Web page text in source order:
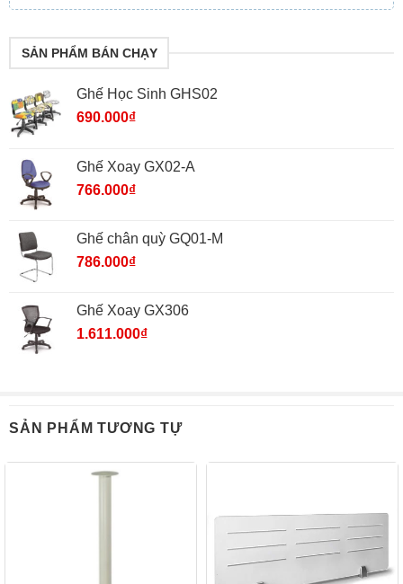
SẢN PHẨM BÁN CHẠY
Ghế Học Sinh GHS02
690.000₫
Ghế Xoay GX02-A
766.000₫
Ghế chân quỳ GQ01-M
786.000₫
Ghế Xoay GX306
1.611.000₫
SẢN PHẨM TƯƠNG TỰ